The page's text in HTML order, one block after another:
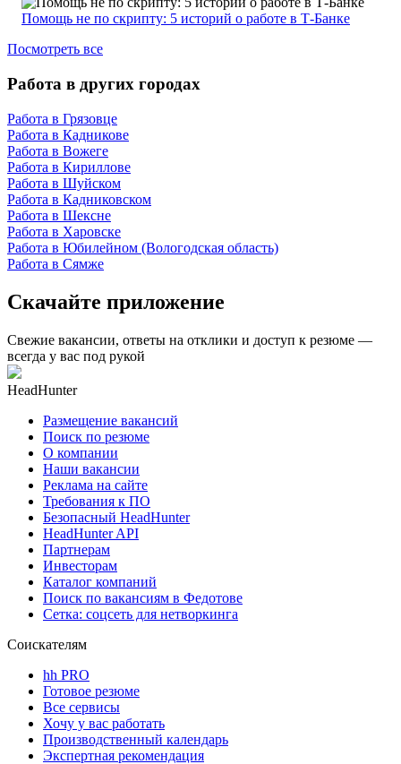
Помощь не по скрипту: 5 историй о работе в Т-Банке
Посмотреть все
Работа в других городах
Работа в Грязовце
Работа в Кадникове
Работа в Вожеге
Работа в Кириллове
Работа в Шуйском
Работа в Кадниковском
Работа в Шексне
Работа в Харовске
Работа в Юбилейном (Вологодская область)
Работа в Сямже
Скачайте приложение
Свежие вакансии, ответы на отклики и доступ к резюме —
всегда у вас под рукой
HeadHunter
Размещение вакансий
Поиск по резюме
О компании
Наши вакансии
Реклама на сайте
Требования к ПО
Безопасный HeadHunter
HeadHunter API
Партнерам
Инвесторам
Каталог компаний
Поиск по вакансиям в Федотове
Сетка: соцсеть для нетворкинга
Соискателям
hh PRO
Готовое резюме
Все сервисы
Хочу у вас работать
Производственный календарь
Экспертная рекомендация